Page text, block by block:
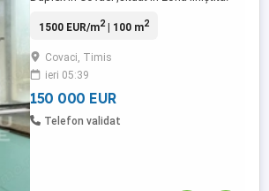
realizează prin intermediul centralei pe
Tripan . Izolație exterioară de 10 cm cu
EPS 80. Compartimentare: Parter: •
camera/birou (ideal ...
1500 EUR/m2| 100 m2
Covaci, Timis
ieri 05:39
150 000 EUR
Telefon validat